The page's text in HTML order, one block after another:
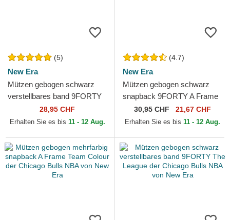
(5)
New Era
Mützen gebogen schwarz
verstellbares band 9FORTY
Essential der Chicago Bulls
NBA von New Era
28,95 CHF
Erhalten Sie es bis 11 - 12 Aug.
(4.7)
New Era
Mützen gebogen schwarz
snapback 9FORTY A Frame
Tonal der Chicago Bulls NBA
von New Era
30,95 CHF 21,67 CHF
Erhalten Sie es bis 11 - 12 Aug.